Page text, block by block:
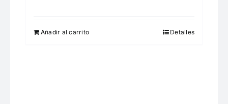
Añadir al carrito Detalles